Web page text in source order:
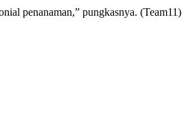
penanaman,” pungkasnya. (Team11)